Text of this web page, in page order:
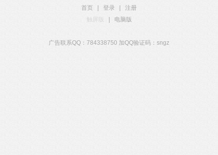
首页 登录
注册
触屏版
电脑版
广告联系QQ：784338750 加QQ验证码：sngz